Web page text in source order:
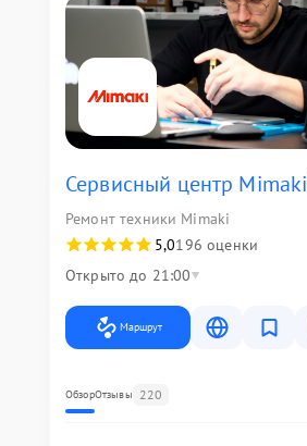
Сервисный центр Mimaki
Ремонт техники Mimaki
5,0196 оценки
Открыто до 21:00
Маршрут
ОбзорОтзывы 220